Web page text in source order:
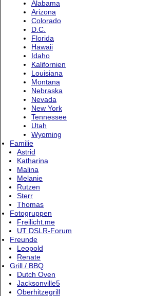
Alabama
Arizona
Colorado
D.C.
Florida
Hawaii
Idaho
Kalifornien
Louisiana
Montana
Nebraska
Nevada
New York
Tennessee
Utah
Wyoming
Familie
Astrid
Katharina
Malina
Melanie
Rutzen
Sterr
Thomas
Fotogruppen
Freilicht.me
UT DSLR-Forum
Freunde
Leopold
Renate
Grill / BBQ
Dutch Oven
Jacksonville5
Oberhitzegrill